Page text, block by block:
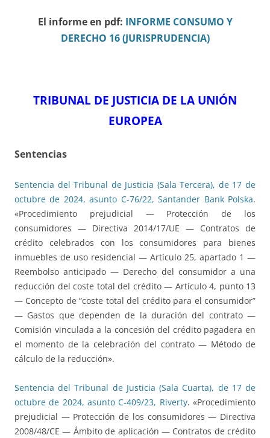
El informe en pdf: INFORME CONSUMO Y
DERECHO 16 (JURISPRUDENCIA)
TRIBUNAL DE JUSTICIA DE LA UNIÓN
EUROPEA
Sentencias
Sentencia del Tribunal de Justicia (Sala Tercera), de 17 de
octubre de 2024, asunto C-76/22, Santander Bank Polska.
«Procedimiento prejudicial — Protección de los
consumidores — Directiva 2014/17/UE — Contratos de
crédito celebrados con los consumidores para bienes
inmuebles de uso residencial — Artículo 25, apartado 1 —
Reembolso anticipado — Derecho del consumidor a una
reducción del coste total del crédito — Artículo 4, punto 13
— Concepto de “coste total del crédito para el consumidor”
— Gastos que dependen de la duración del contrato —
Comisión vinculada a la concesión del crédito pagadera en
el momento de la celebración del contrato — Método de
cálculo de la reducción».
Sentencia del Tribunal de Justicia (Sala Cuarta), de 17 de
octubre de 2024, asunto C-409/23, Riverty. «Procedimiento
prejudicial — Protección de los consumidores — Directiva
2008/48/CE — Ámbito de aplicación — Contratos de crédito